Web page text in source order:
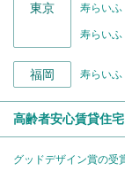
東京 寿らいふ
寿らいふ
福岡 寿らいふ
高齢者安心賃貸住
グッドデザイン賞の受